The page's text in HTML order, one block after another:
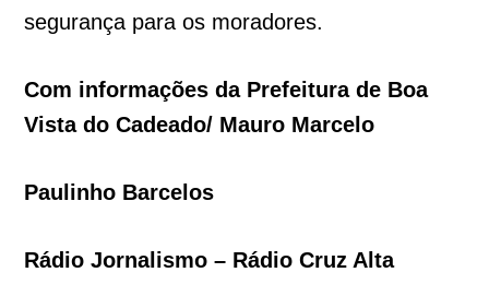
segurança para os moradores.
Com informações da Prefeitura de Boa
Vista do Cadeado/ Mauro Marcelo
Paulinho Barcelos
Rádio Jornalismo – Rádio Cruz Alta